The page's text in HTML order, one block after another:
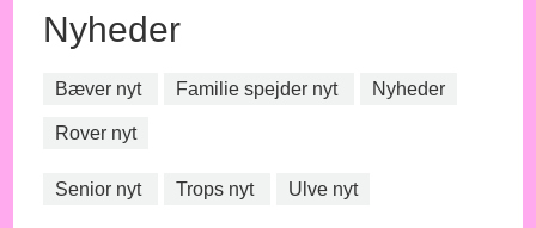
Nyheder
Bæver nyt Familie spejder nyt Nyheder
Rover nyt
Senior nyt Trops nyt Ulve nyt